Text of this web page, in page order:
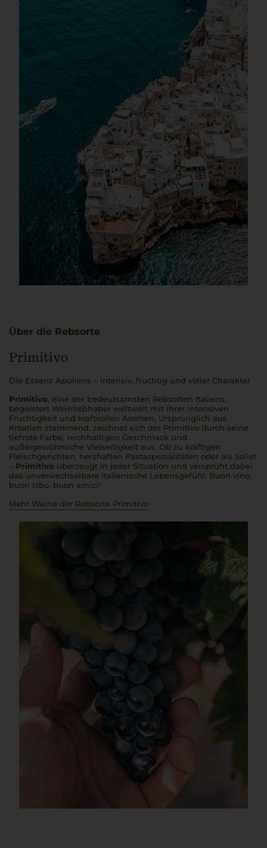
Über die Rebsorte
Primitivo
Die Essenz Apuliens – intensiv, fruchtig und voller Charakter
Primitivo, eine der bedeutsamsten Rebsorten Italiens,
begeistert Weinliebhaber weltweit mit ihrer intensiven
Fruchtigkeit und kraftvollen Aromen. Ursprünglich aus
Kroatien stammend, zeichnet sich der Primitivo durch seine
tiefrote Farbe, reichhaltigen Geschmack und
außergewöhnliche Vielseitigkeit aus. Ob zu kräftigen
Fleischgerichten, herzhaften Pastaspezialitäten oder als Solist
– Primitivo überzeugt in jeder Situation und versprüht dabei
das unverwechselbare italienische Lebensgefühl. Buon vino,
buon cibo, buon amici!
Mehr Weine der Rebsorte Primitivo